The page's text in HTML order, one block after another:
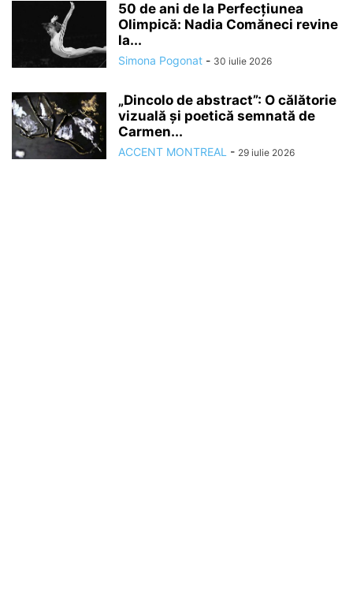
50 de ani de la Perfecțiunea
Olimpică: Nadia Comăneci revine
la...
Simona Pogonat - 30 iulie 2026
„Dincolo de abstract”: O călătorie
vizuală și poetică semnată de
Carmen...
ACCENT MONTREAL - 29 iulie 2026